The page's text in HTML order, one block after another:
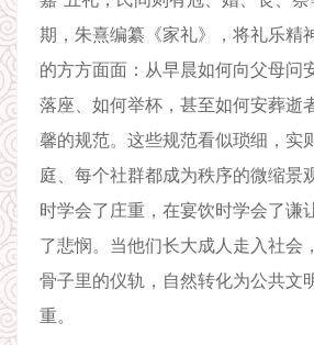
期，朱熹编纂《家礼》，将礼乐精
的方方面面：从早晨如何向父母问
落座、如何举杯，甚至如何安葬逝
馨的规范。这些规范看似琐细，实
庭、每个社群都成为秩序的微缩景
时学会了庄重，在宴饮时学会了谦
了悲悯。当他们长大成人走入社会
骨子里的仪轨，自然转化为公共文
重。